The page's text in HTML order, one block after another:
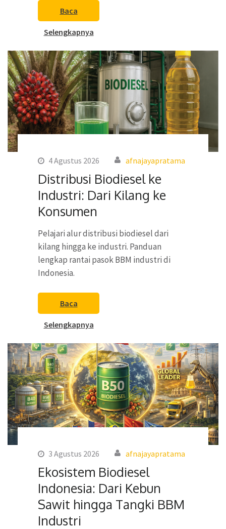
Baca
Selengkapnya
4 Agustus 2026 afnajayapratama
Distribusi Biodiesel ke
Industri: Dari Kilang ke
Konsumen
Pelajari alur distribusi biodiesel dari
kilang hingga ke industri. Panduan
lengkap rantai pasok BBM industri di
Indonesia.
Baca
Selengkapnya
3 Agustus 2026 afnajayapratama
Ekosistem Biodiesel
Indonesia: Dari Kebun
Sawit hingga Tangki BBM
Industri